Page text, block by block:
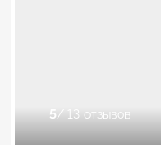
5/ 13 отзывов